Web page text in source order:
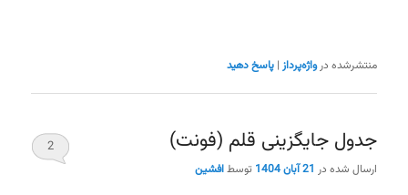
منتشرشده در واژه‌پرداز |پاسخ دهید
جدول جایگزینی قلم (فونت)
ارسال شده در 21 آبان 1404 توسطافشین
2